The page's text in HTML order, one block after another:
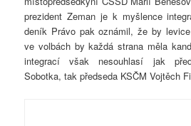
prezident Zeman je k myšlence
deník Právo pak oznámil, že by
ve volbách by každá strana měla
integrací však nesouhlasí jak
Sobotka, tak předseda KSČM Vojtěch